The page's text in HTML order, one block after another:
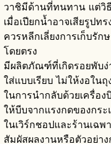
วาชิมีด้านที่ทนทาน แต่วิ
เมื่อเปียกน้ำอาจเสียรูปท
ควรหลีกเลี่ยงการเก็บรั
โดยตรง
มีผลิตภัณฑ์ที่เกิดรอยพับง่
ใส่แบบเรียบ ไม่ให้งอในถุ
ในการนำกลับด้วยเครื่อง
ให้บีบจากแรงกดของกระ
ในเวิร์กชอปและร้านเฉพ
สัมผัสผลงานหรือตัวอย่า